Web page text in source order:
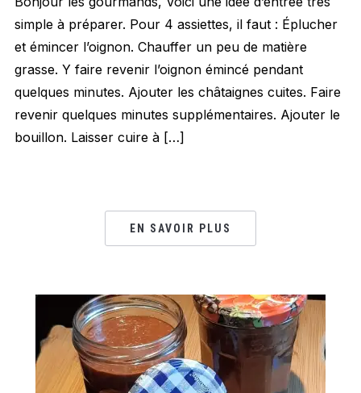
simple à préparer. Pour 4 assiettes, il faut : Éplucher
et émincer l’oignon. Chauffer un peu de matière
grasse. Y faire revenir l’oignon émincé pendant
quelques minutes. Ajouter les châtaignes cuites. Faire
revenir quelques minutes supplémentaires. Ajouter le
bouillon. Laisser cuire à […]
EN SAVOIR PLUS